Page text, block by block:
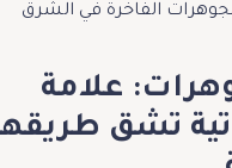
الفاخرة في الشرق
علامة
تشق طريقها